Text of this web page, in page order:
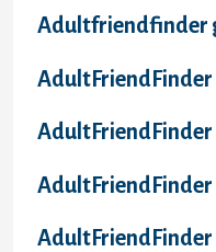
Adultfriendfinder
AdultFriendFinder
AdultFriendFinder
AdultFriendFinder
AdultFriendFinder